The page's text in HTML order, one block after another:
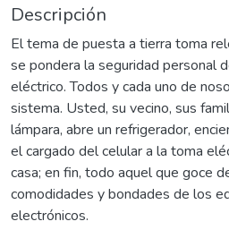
Descripción
El tema de puesta a tierra toma
se pondera la seguridad personal
eléctrico. Todos y cada uno de
sistema. Usted, su vecino, sus
lámpara, abre un refrigerador,
el cargado del celular a la toma
casa; en fin, todo aquel que goce
comodidades y bondades de los
electrónicos.